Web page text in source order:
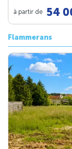
à partir de 54
Flammerans